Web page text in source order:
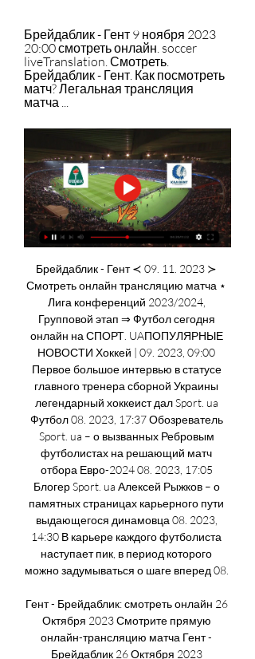
Брейдаблик - Гент 9 ноября 2023
20:00 смотреть онлайн. soccer
liveTranslation. Смотреть.
Брейдаблик - Гент. Как посмотреть
матч? Легальная трансляция
матча ...
Брейдаблик - Гент ≺ 09. 11. 2023 ≻
Смотреть онлайн трансляцию матча ⋆
Лига конференций 2023/2024,
Групповой этап ⇒ Футбол сегодня
онлайн на СПОРТ. UAПОПУЛЯРНЫЕ
НОВОСТИ Хоккей | 09. 2023, 09:00
Первое большое интервью в статусе
главного тренера сборной Украины
легендарный хоккеист дал Sport. ua
Футбол 08. 2023, 17:37 Обозреватель
Sport. ua – о вызванных Ребровым
футболистах на решающий матч
отбора Евро-2024 08. 2023, 17:05
Блогер Sport. ua Алексей Рыжков – о
памятных страницах карьерного пути
выдающегося динамовца 08. 2023,
14:30 В карьере каждого футболиста
наступает пик, в период которого
можно задумываться о шаге вперед 08.
Гент - Брейдаблик: смотреть онлайн 26
Октября 2023 Смотрите прямую
онлайн-трансляцию матча Гент -
Брейдаблик 26 Октября 2023